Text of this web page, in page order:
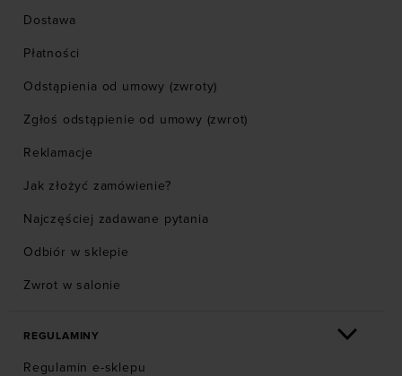
Dostawa
Płatności
Odstąpienia od umowy (zwroty)
Zgłoś odstąpienie od umowy (zwrot)
Reklamacje
Jak złożyć zamówienie?
Najczęściej zadawane pytania
Odbiór w sklepie
Zwrot w salonie
REGULAMINY
Regulamin e-sklepu